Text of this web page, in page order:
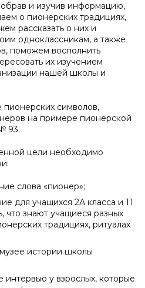
и изучив информацию,
о пионерских традициях,
рассказать о них и
одноклассникам, а также
поможем восполнить
их изучением
нашей школы и
пионерских символов,
на примере пионерской
93.
цели необходимо
слова «пионер»;
для учащихся 2А класса и 11
что знают учащиеся разных
традициях, ритуалах
истории школы
у взрослых, которые